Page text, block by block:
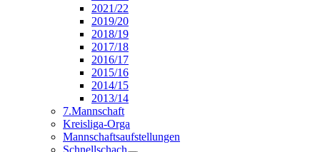
2021/22
2019/20
2018/19
2017/18
2016/17
2015/16
2014/15
2013/14
7.Mannschaft
Kreisliga-Orga
Mannschaftsaufstellungen
Schnellschach